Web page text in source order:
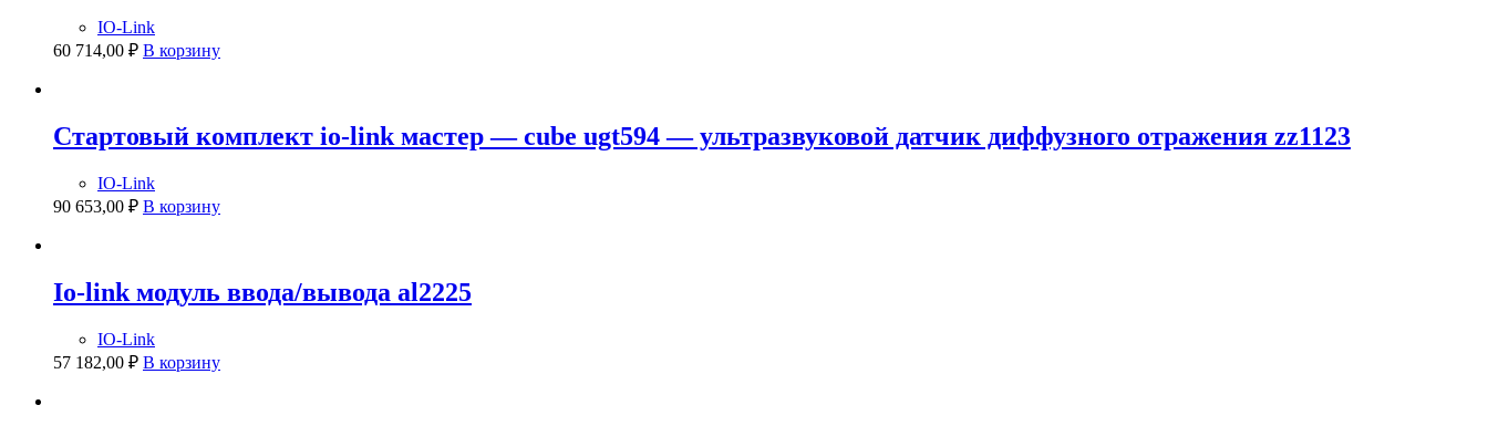
IO-Link
60 714,00 ₽ В корзину
Стартовый комплект io-link мастер — cube ugt594 — ультразвуковой датчик диффузного отражения zz1123
IO-Link
90 653,00 ₽ В корзину
Io-link модуль ввода/вывода al2225
IO-Link
57 182,00 ₽ В корзину